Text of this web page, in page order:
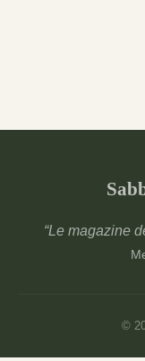
“Le magazine
©